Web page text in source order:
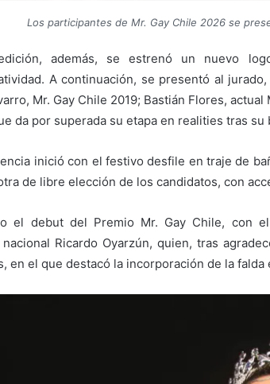
Los participantes de Mr. Gay Chile 2026 se
además, se estrenó un nuevo
A continuación, se presentó al
Mr. Gay Chile 2019; Bastián Flores,
da por superada su etapa en realities tras su
inició con el festivo desfile en traje de
de libre elección de los candidatos, con
el debut del Premio Mr. Gay Chile, con
Ricardo Oyarzún, quien, tras
en el que destacó la incorporación de la falda